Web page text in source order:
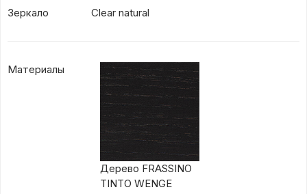
Зеркало Clear natural
Материалы
Дерево FRASSINO
TINTO WENGE